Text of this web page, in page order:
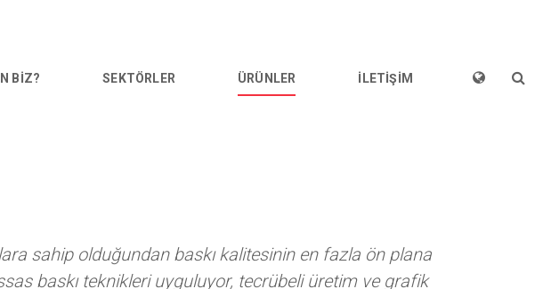
BİZ? SEKTÖRLER ÜRÜNLER İLETİŞİM
sahip olduğundan baskı kalitesinin en fazla ön plana
baskı teknikleri uyguluyor, tecrübeli üretim ve grafik